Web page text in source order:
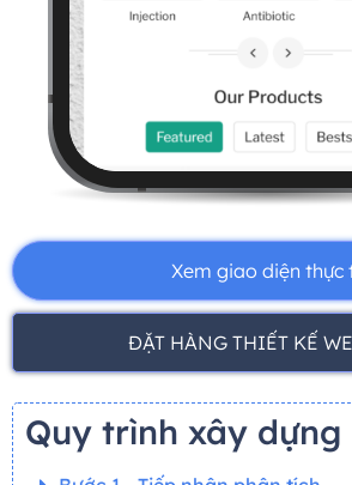
Xem giao diện thực
ĐẶT HÀNG THIẾT KẾ
Quy trình xây dựng